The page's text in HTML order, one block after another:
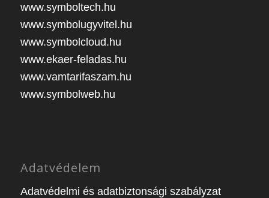
www.symboltech.hu
www.symbolugyvitel.hu
www.symbolcloud.hu
www.ekaer-feladas.hu
www.vamtarifaszam.hu
www.symbolweb.hu
Adatvédelem
Adatvédelmi és adatbiztonsági szabályzat